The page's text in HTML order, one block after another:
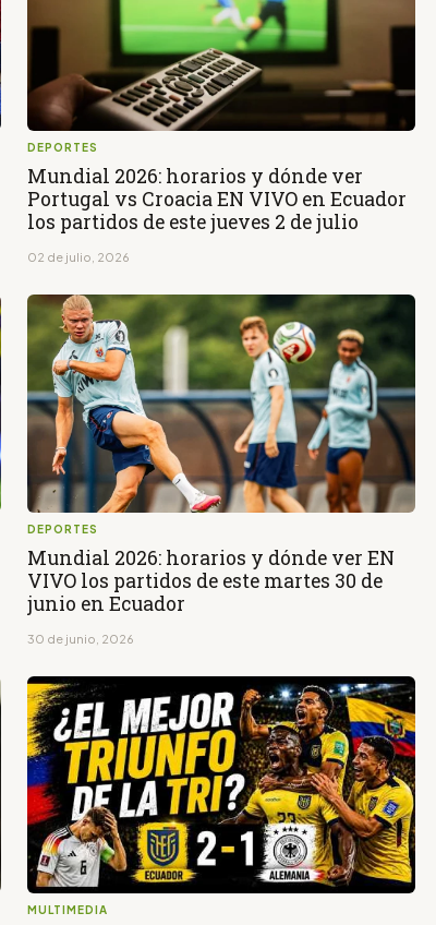
DEPORTES
Mundial 2026: horarios y dónde ver
Portugal vs Croacia EN VIVO en Ecuador
los partidos de este jueves 2 de julio
02 de julio, 2026
DEPORTES
Mundial 2026: horarios y dónde ver EN
VIVO los partidos de este martes 30 de
junio en Ecuador
30 de junio, 2026
MULTIMEDIA